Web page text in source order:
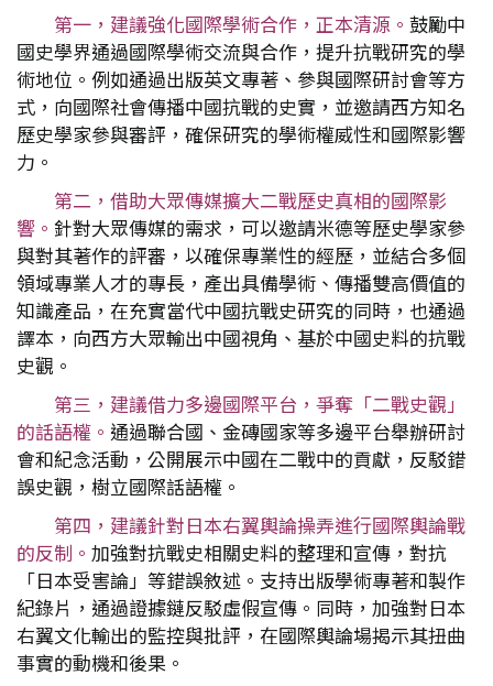
第一，建議強化國際學術合作，正本清源。 鼓勵中
國史學界通過國際學術交流與合作，提升抗戰研究的學
術地位。例如通過出版英文專著、參與國際研討會等方
式，向國際社會傳播中國抗戰的史實，並邀請西方知名
歷史學家參與審評，確保研究的學術權威性和國際影響
力。
第二，借助大眾傳媒擴大二戰歷史真相的國際影
響。 針對大眾傳媒的需求，可以邀請米德等歷史學家參
與對其著作的評審，以確保專業性的經歷，並結合多個
領域專業人才的專長，產出具備學術、傳播雙高價值的
知識產品，在充實當代中國抗戰史研究的同時，也通過
譯本，向西方大眾輸出中國視角、基於中國史料的抗戰
史觀。
第三，建議借力多邊國際平台，爭奪「二戰史觀」
的話語權。 通過聯合國、金磚國家等多邊平台舉辦研討
會和紀念活動，公開展示中國在二戰中的貢獻，反駁錯
誤史觀，樹立國際話語權。
第四，建議針對日本右翼輿論操弄進行國際輿論戰
的反制。 加強對抗戰史相關史料的整理和宣傳，對抗
「日本受害論」等錯誤敘述。支持出版學術專著和製作
紀錄片，通過證據鏈反駁虛假宣傳。同時，加強對日本
右翼文化輸出的監控與批評，在國際輿論場揭示其扭曲
事實的動機和後果。